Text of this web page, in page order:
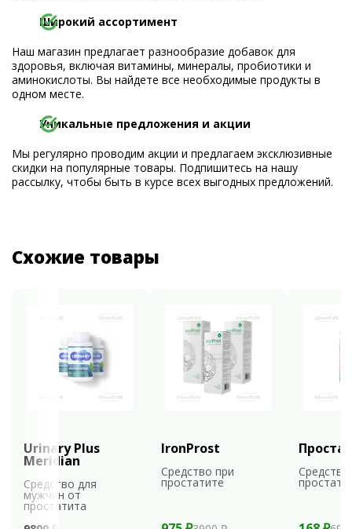
Широкий ассортимент
Наш магазин предлагает разнообразие добавок для
здоровья, включая витамины, минералы, пробиотики и
аминокислоты. Вы найдете все необходимые продукты в
одном месте.
Уникальные предложения и акции
Мы регулярно проводим акции и предлагаем эксклюзивные
скидки на популярные товары. Подпишитесь на нашу
рассылку, чтобы быть в курсе всех выгодных предложений.
Схожие товары
Urinary Plus
Meridian
Средство для
мужчин от
простатита
IronProst
Средство при
простатите